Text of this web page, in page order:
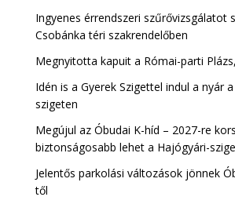
Ingyenes érrendszeri szűrővizsgálatot
Csobánka téri szakrendelőben
Megnyitotta kapuit a Római-parti
Idén is a Gyerek Szigettel indul a nyár
szigeten
Megújul az Óbudai K-híd – 2027-re
biztonságosabb lehet a Hajógyári-
Jelentős parkolási változások jönnek
től